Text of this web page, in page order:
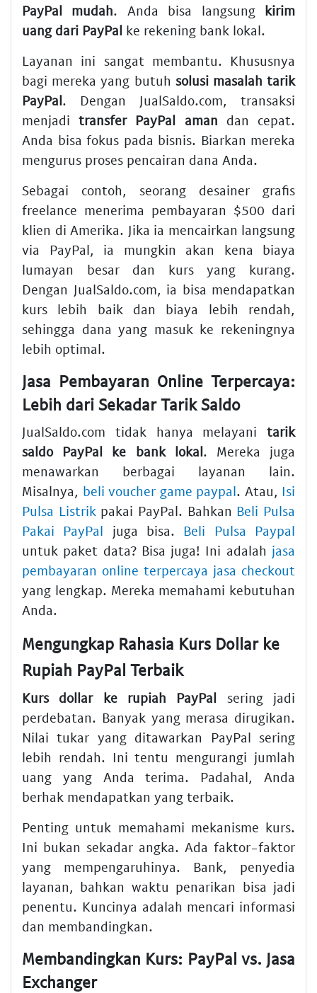
PayPal mudah. Anda bisa langsung kirim
uang dari PayPal ke rekening bank lokal.
Layanan ini sangat membantu. Khususnya
bagi mereka yang butuh solusi masalah tarik
PayPal. Dengan JualSaldo.com, transaksi
menjaditransfer PayPal aman dan cepat.
Anda bisa fokus pada bisnis. Biarkan mereka
mengurus proses pencairan dana Anda.
Sebagai contoh, seorang desainer grafis
freelance menerima pembayaran $500 dari
klien di Amerika. Jika ia mencairkan langsung
via PayPal, ia mungkin akan kena biaya
lumayan besar dan kurs yang kurang.
Dengan JualSaldo.com, ia bisa mendapatkan
kurs lebih baik dan biaya lebih rendah,
sehingga dana yang masuk ke rekeningnya
lebih optimal.
Jasa Pembayaran Online Terpercaya:
Lebih dari Sekadar Tarik Saldo
JualSaldo.com tidak hanya melayani tarik
saldo PayPal ke bank lokal. Mereka juga
menawarkan berbagai layanan lain.
Misalnya, beli voucher game paypal. Atau, Isi
Pulsa Listrikpakai PayPal. Bahkan Beli Pulsa
Pakai PayPal juga bisa. Beli Pulsa Paypal
untuk paket data? Bisa juga! Ini adalah jasa
pembayaran online terpercaya jasa checkout
yang lengkap. Mereka memahami kebutuhan
Anda.
Mengungkap Rahasia Kurs Dollar ke
Rupiah PayPal Terbaik
Kurs dollar ke rupiah PayPal sering jadi
perdebatan. Banyak yang merasa dirugikan.
Nilai tukar yang ditawarkan PayPal sering
lebih rendah. Ini tentu mengurangi jumlah
uang yang Anda terima. Padahal, Anda
berhak mendapatkan yang terbaik.
Penting untuk memahami mekanisme kurs.
Ini bukan sekadar angka. Ada faktor-faktor
yang mempengaruhinya. Bank, penyedia
layanan, bahkan waktu penarikan bisa jadi
penentu. Kuncinya adalah mencari informasi
dan membandingkan.
Membandingkan Kurs: PayPal vs. Jasa
Exchanger